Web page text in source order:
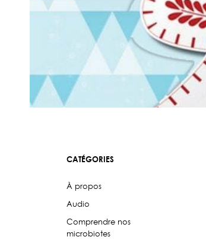
CATÉGORIES
À propos
Audio
Comprendre nos
microbiotes